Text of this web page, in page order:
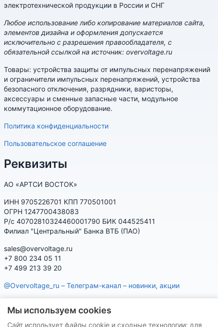
электротехнической продукции в России и СНГ
Любое использование либо копирование материалов сайта,
элементов дизайна и оформления допускается
исключительно с разрешения правообладателя, с
обязательной ссылкой на источник: overvoltage.ru
Товары: устройства защиты от импульсных перенапряжений
и ограничители импульсных перенапряжений, устройства
безопасного отключения, разрядники, варисторы,
аксессуары и сменные запасные части, модульное
коммутационное оборудование.
Политика конфиденциальности
Пользовательское соглашение
Реквизиты
АО «АРТСИ ВОСТОК»
ИНН 9705226701 КПП 770501001
ОГРН 1247700438083
Р/с 40702810324460001790 БИК 044525411
Филиал "Центральный" Банка ВТБ (ПАО)
sales@overvoltage.ru
+7 800 234 05 11
+7 499 213 39 20
@Overvoltage_ru – Телеграм-канал – новинки, акции
характеристики, наличие, подбор
Мы используем cookies
Сайт использует файлы cookie и сходные технологии: для